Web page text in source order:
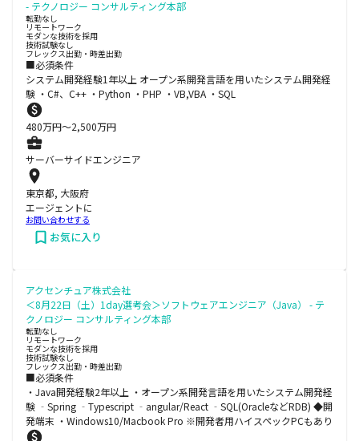
- テクノロジー コンサルティング本部
転勤なし
リモートワーク
モダンな技術を採用
技術試験なし
フレックス出勤・時差出勤
■必須条件
システム開発経験1年以上 オープン系開発言語を用いたシステム開発経
験 ・C#、C++ ・Python ・PHP ・VB,VBA ・SQL
480万円〜2,500万円
サーバーサイドエンジニア
東京都, 大阪府
エージェントに
お問い合わせする
お気に入り
アクセンチュア株式会社
＜8月22日（土）1day選考会＞ソフトウェアエンジニア（Java） - テ
クノロジー コンサルティング本部
転勤なし
リモートワーク
モダンな技術を採用
技術試験なし
フレックス出勤・時差出勤
■必須条件
・Java開発経験2年以上 ・オープン系開発言語を用いたシステム開発経
験 ‐Spring ‐Typescript ‐angular/React ‐SQL(OracleなどRDB) ◆開
発端末 ・Windows10/Macbook Pro ※開発者用ハイスペックPCもあり